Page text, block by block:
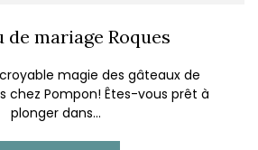
de mariage Roques
magie des gâteaux de
chez Pompon! Êtes-vous prêt à
plonger dans...